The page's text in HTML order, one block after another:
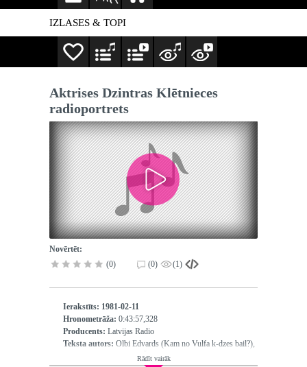
IZLASES & TOPI
Aktrises Dzintras Klētnieces
radioportrets
Novērtēt:
(0)
(0) (1)
Ierakstīts: 1981-02-11
Hronometrāža: 0:43:57,328
Producents: Latvijas Radio
Teksta autors: Olbi Edvards (Kam no Vulfa k-dzes bail?),
Gorkijs Maksims (Vasa Žeļeznova)
Rādīt vairāk